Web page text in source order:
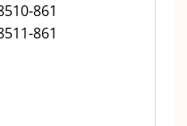
861
861